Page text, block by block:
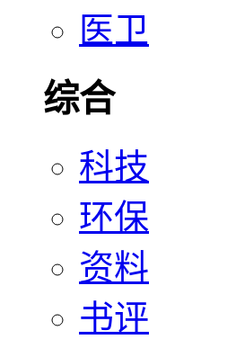
医卫
综合
科技
环保
资料
书评